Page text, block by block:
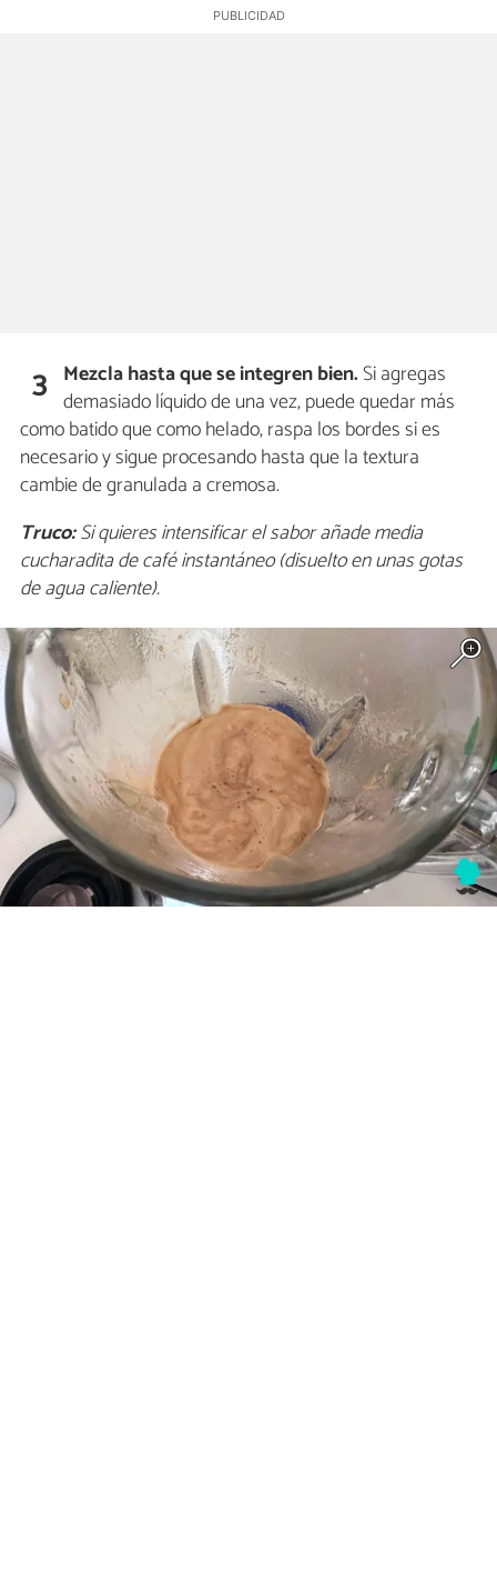
3 Mezcla hasta que se integren bien.Si agregas
demasiado líquido de una vez, puede quedar más
como batido que como helado, raspa los bordes si es
necesario y sigue procesando hasta que la textura
cambie de granulada a cremosa.
Truco:Si quieres intensificar el sabor añade media
cucharadita de café instantáneo (disuelto en unas gotas
de agua caliente).